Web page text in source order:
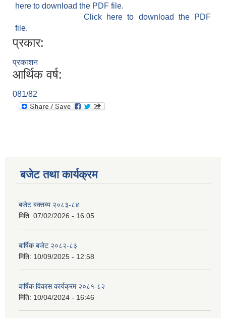
here to download the PDF file.
Click here to download the PDF
file.
प्रकार:
प्रकाशन
आर्थिक वर्ष:
081/82
बजेट तथा कार्यक्रम
बजेट बक्तब्य २०८३-८४
मिति: 07/02/2026 - 16:05
बार्षिक बजेट २०८२-८३
मिति: 10/09/2025 - 12:58
वार्षिक विकास कार्यक्रम २०८१-८२
मिति: 10/04/2024 - 16:46